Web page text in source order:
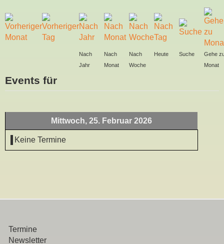
Nach
Jahr
Nach
Monat
Nach
Woche
Heute Suche
Gehe
Monat
Events für
Mittwoch, 25. Februar 2026
Keine Termine
Termine
Newsletter